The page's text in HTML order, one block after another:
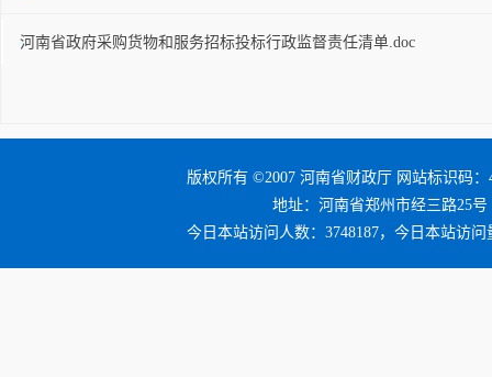
河南省政府采购货物和服务招标投标行政监督责任清单.doc
版权所有 ©2007 河南省财政厅 网站标识码：
地址：河南省郑州市经三路25号
今日本站访问人数：3748187，今日本站访问